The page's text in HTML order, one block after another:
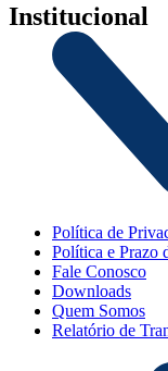
Institucional
Política de
Política e Prazo
Fale Conosco
Downloads
Quem Somos
Relatório de